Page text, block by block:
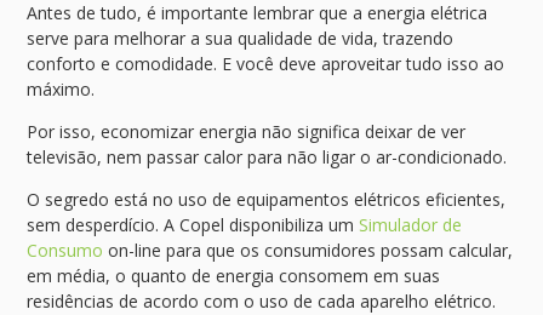
Antes de tudo, é importante lembrar que a energia elétrica
serve para melhorar a sua qualidade de vida, trazendo
conforto e comodidade. E você deve aproveitar tudo isso ao
máximo.
Por isso, economizar energia não significa deixar de ver
televisão, nem passar calor para não ligar o ar-condicionado.
O segredo está no uso de equipamentos elétricos eficientes,
sem desperdício. A Copel disponibiliza umSimulador de
Consumo on-line para que os consumidores possam calcular,
em média, o quanto de energia consomem em suas
residências de acordo com o uso de cada aparelho elétrico.